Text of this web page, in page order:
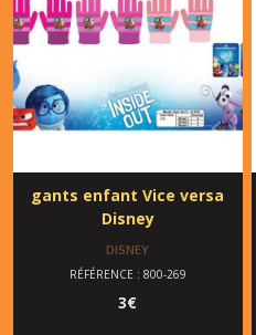
gants enfant Vice versa
Disney
DISNEY
RÉFÉRENCE : 800-269
3€